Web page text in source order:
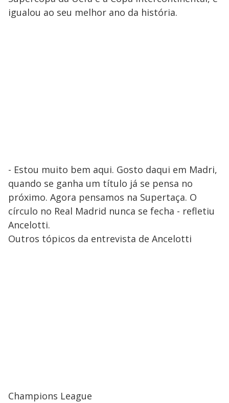
igualou ao seu melhor ano da história.
- Estou muito bem aqui. Gosto daqui em Madri,
quando se ganha um título já se pensa no
próximo. Agora pensamos na Supertaça. O
círculo no Real Madrid nunca se fecha - refletiu
Ancelotti.
Outros tópicos da entrevista de Ancelotti
Champions League